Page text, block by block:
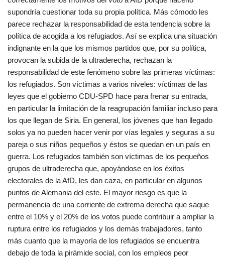
supondría cuestionar toda su propia política. Más cómodo les
parece rechazar la responsabilidad de esta tendencia sobre la
política de acogida a los refugiados. Así se explica una situación
indignante en la que los mismos partidos que, por su política,
provocan la subida de la ultraderecha, rechazan la
responsabilidad de este fenómeno sobre las primeras víctimas:
los refugiados. Son víctimas a varios niveles: víctimas de las
leyes que el gobierno CDU-SPD hace para frenar su entrada,
en particular la limitación de la reagrupación familiar incluso para
los que llegan de Siria. En general, los jóvenes que han llegado
solos ya no pueden hacer venir por vías legales y seguras a su
pareja o sus niños pequeños y éstos se quedan en un país en
guerra. Los refugiados también son víctimas de los pequeños
grupos de ultraderecha que, apoyándose en los éxitos
electorales de la AfD, les dan caza, en particular en algunos
puntos de Alemania del este. El mayor riesgo es que la
permanencia de una corriente de extrema derecha que saque
entre el 10% y el 20% de los votos puede contribuir a ampliar la
ruptura entre los refugiados y los demás trabajadores, tanto
más cuanto que la mayoría de los refugiados se encuentra
debajo de toda la pirámide social, con los empleos peor